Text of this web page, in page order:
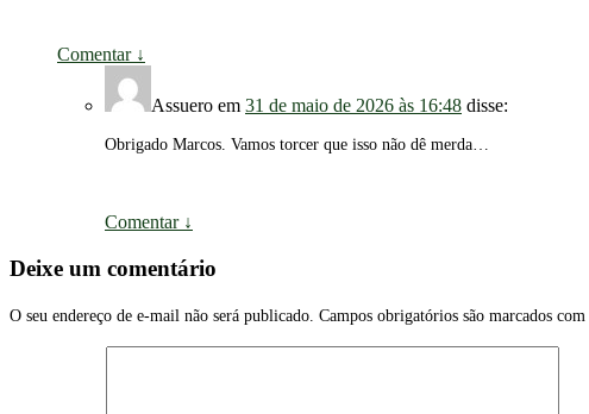
Comentar ↓
Assuero em 31 de maio de 2026 às 16:48 disse:
Obrigado Marcos. Vamos torcer que isso não dê merda…
Comentar ↓
Deixe um comentário
O seu endereço de e-mail não será publicado. Campos obrigatórios são marcados com